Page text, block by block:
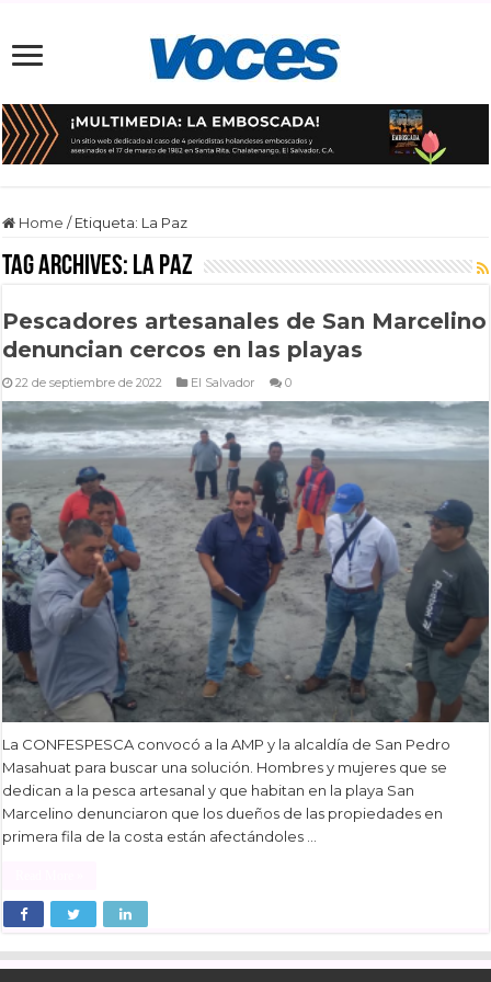
Home / Etiqueta: La Paz
Tag Archives: La Paz
Pescadores artesanales de San Marcelino
denuncian cercos en las playas
22 de septiembre de 2022 El Salvador 0
La CONFESPESCA convocó a la AMP y la alcaldía de San Pedro
Masahuat para buscar una solución. Hombres y mujeres que se
dedican a la pesca artesanal y que habitan en la playa San
Marcelino denunciaron que los dueños de las propiedades en
primera fila de la costa están afectándoles …